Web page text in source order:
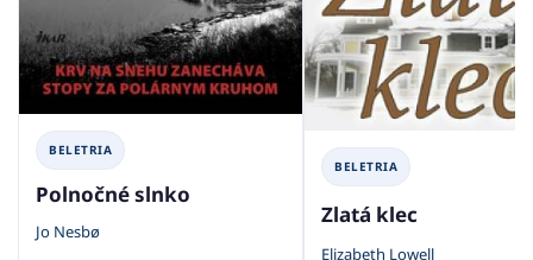
BELETRIA
Polnočné slnko
Jo Nesbø
BELETRIA
Zlatá klec
Elizabeth Lowell